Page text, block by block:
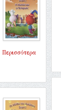
Περισσότερα